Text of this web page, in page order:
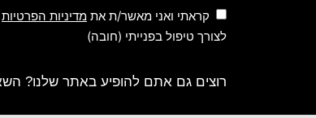
קראתי ואני מאשר/ת את מדיניות הפרטיות
לצורך טיפול בפנייתי (חובה)
רוצים גם אתם להופיע באתר שלנו?